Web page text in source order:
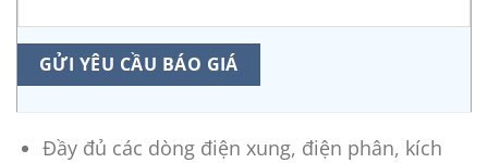
Đầy đủ các dòng điện xung, điện phân, kích